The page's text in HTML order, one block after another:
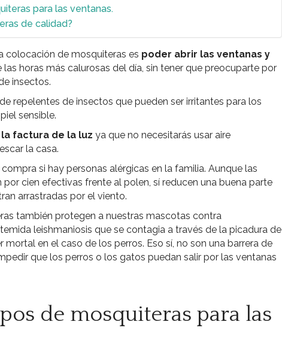
para las ventanas.
de calidad?
colocación de mosquiteras es poder abrir las ventanas y
las horas más calurosas del día, sin tener que preocuparte por
insectos.
repelentes de insectos que pueden ser irritantes para los
sensible.
factura de la luz ya que no necesitarás usar aire
la casa.
si hay personas alérgicas en la familia. Aunque las
cien efectivas frente al polen, sí reducen una buena parte
arrastradas por el viento.
también protegen a nuestras mascotas contra
leishmaniosis que se contagia a través de la picadura de
en el caso de los perros. Eso sí, no son una barrera de
que los perros o los gatos puedan salir por las ventanas
de mosquiteras para las